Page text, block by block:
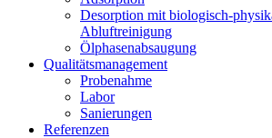
Desorption mit biologisch-
Abluftreinigung
Ölphasenabsaugung
Qualitätsmanagement
Probenahme
Labor
Sanierungen
Referenzen